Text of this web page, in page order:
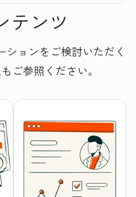
テンツ
ョンをご検討いただく
ご参照ください。